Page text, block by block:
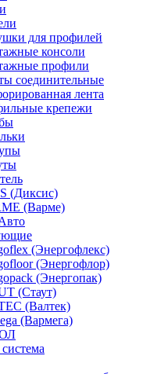
для профилей
консоли
профили
соединительные
лента
крепежи
(Диксис)
(Варме)
(Энергофлекс)
(Энергофлор)
(Энергопак)
(Стаут)
(Валтек)
(Вармега)